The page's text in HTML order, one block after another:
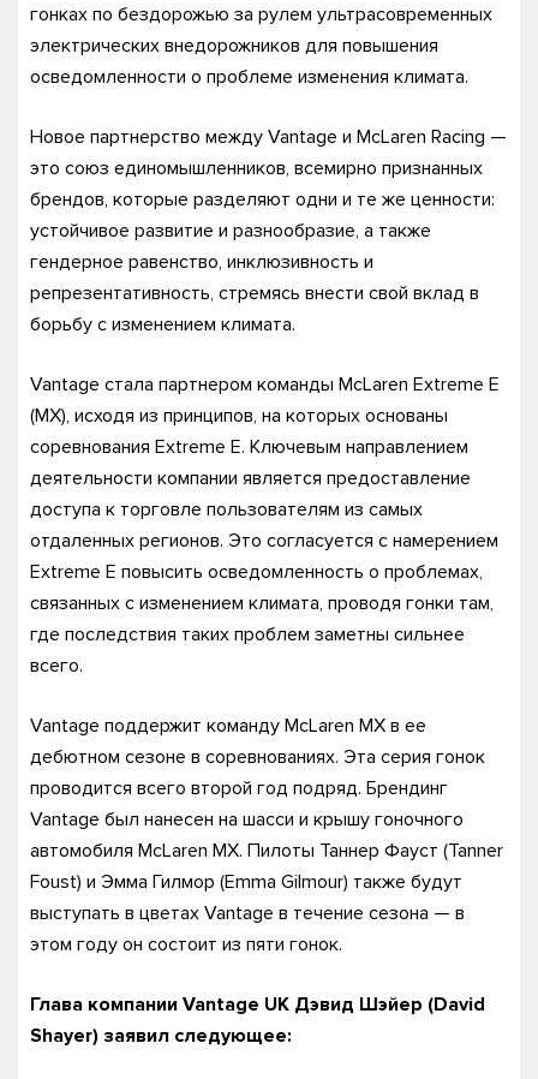
гонках по бездорожью за рулем ультрасовременных
электрических внедорожников для повышения
осведомленности о проблеме изменения климата.
Новое партнерство между Vantage и McLaren Racing —
это союз единомышленников, всемирно признанных
брендов, которые разделяют одни и те же ценности:
устойчивое развитие и разнообразие, а также
гендерное равенство, инклюзивность и
репрезентативность, стремясь внести свой вклад в
борьбу с изменением климата.
Vantage стала партнером команды McLaren Extreme E
(MX), исходя из принципов, на которых основаны
соревнования Extreme E. Ключевым направлением
деятельности компании является предоставление
доступа к торговле пользователям из самых
отдаленных регионов. Это согласуется с намерением
Extreme E повысить осведомленность о проблемах,
связанных с изменением климата, проводя гонки там,
где последствия таких проблем заметны сильнее
всего.
Vantage поддержит команду McLaren MX в ее
дебютном сезоне в соревнованиях. Эта серия гонок
проводится всего второй год подряд. Брендинг
Vantage был нанесен на шасси и крышу гоночного
автомобиля McLaren MX. Пилоты Таннер Фауст (Tanner
Foust) и Эмма Гилмор (Emma Gilmour) также будут
выступать в цветах Vantage в течение сезона — в
этом году он состоит из пяти гонок.
Глава компании Vantage UK Дэвид Шэйер (David
Shayer) заявил следующее: